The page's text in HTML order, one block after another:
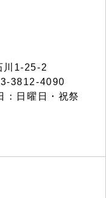
1-25-2
3812-4090
日曜日・祝祭